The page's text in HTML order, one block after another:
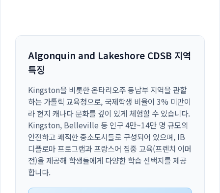
Algonquin and Lakeshore CDSB 지역
특징
Kingston을 비롯한 온타리오주 동남부 지역을 관할
하는 가톨릭 교육청으로, 국제학생 비율이 3% 미만이
라 현지 캐나다 문화를 깊이 있게 체험할 수 있습니다.
Kingston, Belleville 등 인구 4만~14만 명 규모의
안전하고 쾌적한 중소도시들로 구성되어 있으며, IB
디플로마 프로그램과 프랑스어 집중 교육(프렌치 이머
전)을 제공해 학생들에게 다양한 학습 선택지를 제공
합니다.